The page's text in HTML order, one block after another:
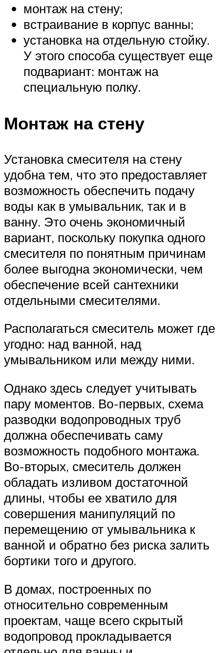
монтаж на стену;
встраивание в корпус ванны;
установка на отдельную стойку.
У этого способа существует еще
подвариант: монтаж на
специальную полку.
Монтаж на стену
Установка смесителя на стену
удобна тем, что это предоставляет
возможность обеспечить подачу
воды как в умывальник, так и в
ванну. Это очень экономичный
вариант, поскольку покупка одного
смесителя по понятным причинам
более выгодна экономически, чем
обеспечение всей сантехники
отдельными смесителями.
Располагаться смеситель может где
угодно: над ванной, над
умывальником или между ними.
Однако здесь следует учитывать
пару моментов. Во-первых, схема
разводки водопроводных труб
должна обеспечивать саму
возможность подобного монтажа.
Во-вторых, смеситель должен
обладать изливом достаточной
длины, чтобы ее хватило для
совершения манипуляций по
перемещению от умывальника к
ванной и обратно без риска залить
бортики того и другого.
В домах, построенных по
относительно современным
проектам, чаще всего скрытый
водопровод прокладывается